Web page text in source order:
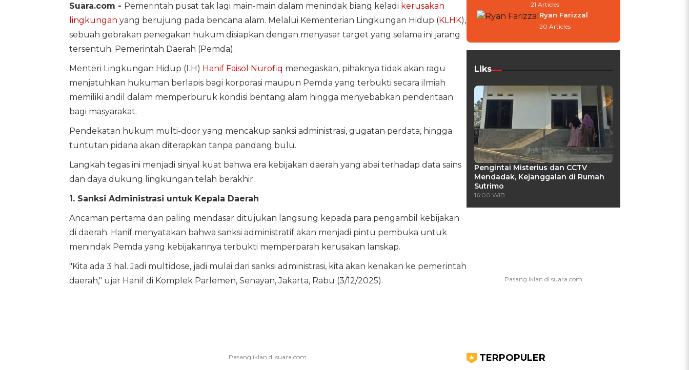
Suara.com - Pemerintah pusat tak lagi main-main dalam menindak biang keladi kerusakan
lingkungan yang berujung pada bencana alam. Melalui Kementerian Lingkungan Hidup (KLHK),
sebuah gebrakan penegakan hukum disiapkan dengan menyasar target yang selama ini jarang
tersentuh: Pemerintah Daerah (Pemda).
Menteri Lingkungan Hidup (LH) Hanif Faisol Nurofiq menegaskan, pihaknya tidak akan ragu
menjatuhkan hukuman berlapis bagi korporasi maupun Pemda yang terbukti secara ilmiah
memiliki andil dalam memperburuk kondisi bentang alam hingga menyebabkan penderitaan
bagi masyarakat.
Pendekatan hukum multi-door yang mencakup sanksi administrasi, gugatan perdata, hingga
tuntutan pidana akan diterapkan tanpa pandang bulu.
Langkah tegas ini menjadi sinyal kuat bahwa era kebijakan daerah yang abai terhadap data sains
dan daya dukung lingkungan telah berakhir.
1. Sanksi Administrasi untuk Kepala Daerah
Ancaman pertama dan paling mendasar ditujukan langsung kepada para pengambil kebijakan
di daerah. Hanif menyatakan bahwa sanksi administratif akan menjadi pintu pembuka untuk
menindak Pemda yang kebijakannya terbukti memperparah kerusakan lanskap.
"Kita ada 3 hal. Jadi multidose, jadi mulai dari sanksi administrasi, kita akan kenakan ke pemerintah
daerah," ujar Hanif di Komplek Parlemen, Senayan, Jakarta, Rabu (3/12/2025).
21 Articles
Ryan Farizzal
20 Articles
Liks
Pengintai Misterius dan CCTV
Mendadak, Kejanggalan di Rumah
Sutrimo
16:00 WIB
TERPOPULER